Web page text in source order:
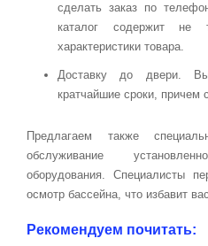
сделать заказ по
каталог содержит
характеристики товара.
Доставку до двери.
кратчайшие сроки, причем
Предлагаем также
обслуживание
оборудования. Специалисты
осмотр бассейна, что избавит
Рекомендуем почитать: